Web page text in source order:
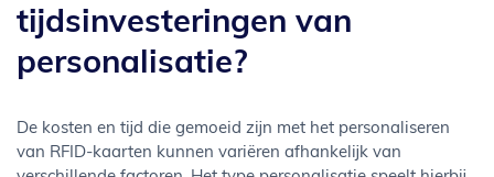
tijdsinvesteringen van
personalisatie?
De kosten en tijd die gemoeid zijn met het personaliseren
van RFID-kaarten kunnen variëren afhankelijk van